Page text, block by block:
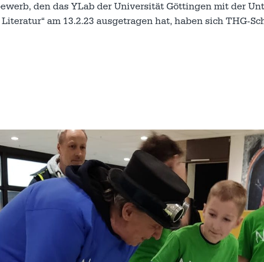
den das YLab der Universität Göttingen mit der
am 13.2.23 ausgetragen hat, haben sich THG-